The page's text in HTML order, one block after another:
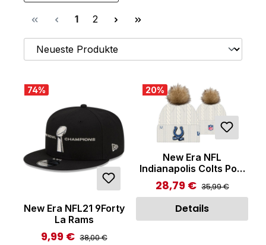
Seite
1 Seite
2
74%
New Era NFL21 9Forty
La Rams
Verkaufspreis:
9,99 € Regulärer Preis:
38,00 €
20%
New Era NFL
Indianapolis Colts Pom
Knit Beanie Creme
Verkaufspreis:
28,79 € Regulärer Preis:
35,99 €
Details